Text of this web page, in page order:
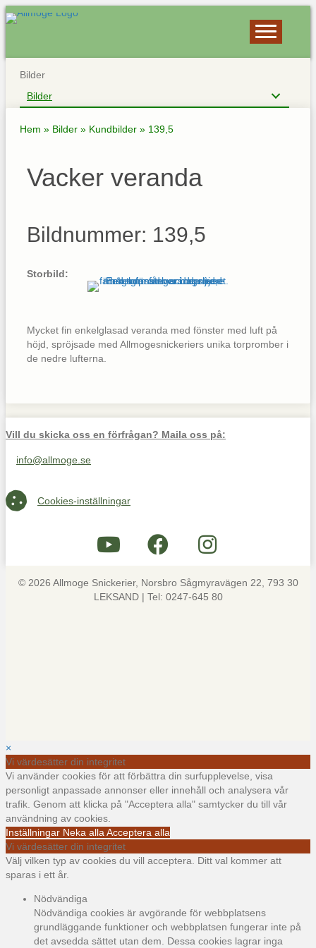
Bilder
Bilder
Hem » Bilder » Kundbilder » 139,5
Vacker veranda
Bildnummer: 139,5
Storbild:
Mycket fin enkelglasad veranda med fönster med luft på
höjd, spröjsade med Allmogesnickeriers unika torpromber i
de nedre lufterna.
Vill du skicka oss en förfrågan? Maila oss på:
Maila oss på info@allmoge.se
info@allmoge.se
Cookies-inställningar
Cookies-inställningar
© 2026 Allmoge Snickerier, Norsbro Sågmyravägen 22, 793 30
LEKSAND | Tel: 0247-645 80
×
Vi värdesätter din integritet
Vi använder cookies för att förbättra din surfupplevelse, visa
personligt anpassade annonser eller innehåll och analysera vår
trafik. Genom att klicka på "Acceptera alla" samtycker du till vår
användning av cookies.
Inställningar Neka alla Acceptera alla
Vi värdesätter din integritet
Välj vilken typ av cookies du vill acceptera. Ditt val kommer att
sparas i ett år.
Nödvändiga
Nödvändiga cookies är avgörande för webbplatsens
grundläggande funktioner och webbplatsen fungerar inte på
det avsedda sättet utan dem. Dessa cookies lagrar inga